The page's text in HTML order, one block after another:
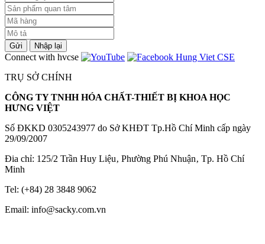
Gửi Nhập lại
Connect with hvcse
TRỤ SỞ CHÍNH
CÔNG TY TNHH HÓA CHẤT-THIẾT BỊ KHOA HỌC
HƯNG VIỆT
Số ĐKKD 0305243977 do Sở KHĐT Tp.Hồ Chí Minh cấp ngày
29/09/2007
Đia chỉ: 125/2 Trần Huy Liệu‚ Phường Phú Nhuận‚ Tp. Hồ Chí
Minh
Tel: (+84) 28 3848 9062
Email: info@sacky.com.vn